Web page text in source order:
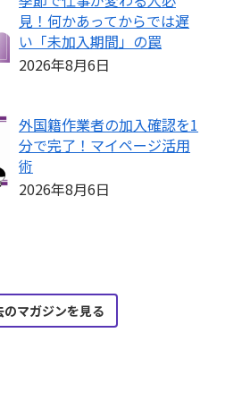
見！何かあってからでは遅
い「未加入期間」の罠
2026年8月6日
外国籍作業者の加入確認を1
分で完了！マイページ活用
術
2026年8月6日
のマガジンを見る